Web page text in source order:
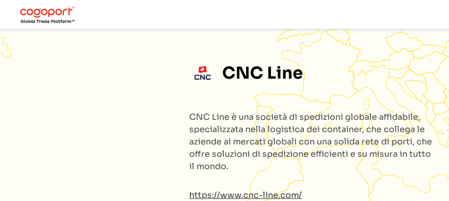
CNC Line
CNC Line è una società di spedizioni globale affidabile,
specializzata nella logistica dei container, che collega le
aziende ai mercati globali con una solida rete di porti, che
offre soluzioni di spedizione efficienti e su misura in tutto
il mondo.
https://www.cnc-line.com/